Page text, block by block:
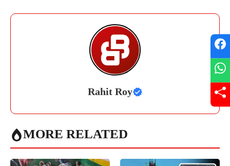
Rahit Roy
MORE RELATED